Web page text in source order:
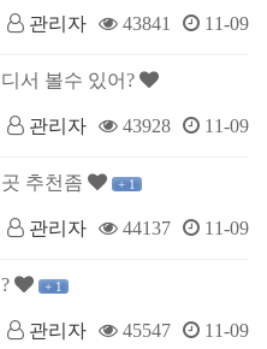
관리자 43841 11-09
서 볼수 있어?
관리자 43928 11-09
추천좀 + 1
관리자 44137 11-09
+ 1
관리자 45547 11-09